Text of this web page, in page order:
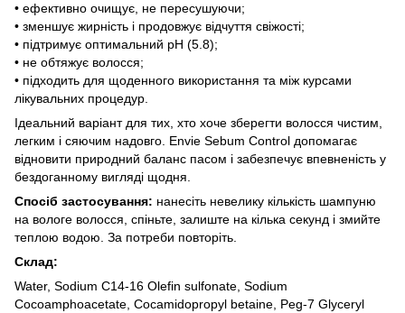
• ефективно очищує, не пересушуючи;
• зменшує жирність і продовжує відчуття свіжості;
• підтримує оптимальний pH (5.8);
• не обтяжує волосся;
• підходить для щоденного використання та між курсами
лікувальних процедур.
Ідеальний варіант для тих, хто хоче зберегти волосся чистим,
легким і сяючим надовго. Envie Sebum Control допомагає
відновити природний баланс пасом і забезпечує впевненість у
бездоганному вигляді щодня.
Спосіб застосування: нанесіть невелику кількість шампуню
на вологе волосся, спіньте, залиште на кілька секунд і змийте
теплою водою. За потреби повторіть.
Склад:
Water, Sodium C14-16 Olefin sulfonate, Sodium
Cocoamphoacetate, Cocamidopropyl betaine, Peg-7 Glyceryl